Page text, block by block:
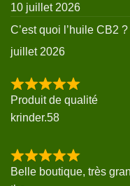
10 juillet 2026
C’est quoi l’huile CB2
juillet 2026
Produit de qualité
krinder.58
Belle boutique, très